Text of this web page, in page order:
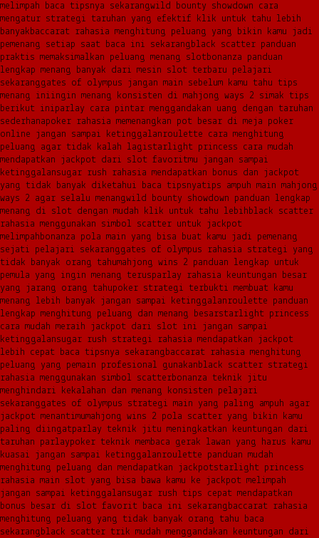
melimpah baca tipsnya sekarangwild bounty showdown cara
mengatur strategi taruhan yang efektif klik untuk tahu lebih
banyakbaccarat rahasia menghitung peluang yang bikin kamu jadi
pemenang setiap saat baca ini sekarangblack scatter panduan
praktis memaksimalkan peluang menang slotbonanza panduan
lengkap menang banyak dari mesin slot terbaru pelajari
sekaranggates of olympus jangan main sebelum kamu tahu tips
menang iniingin menang konsisten di mahjong ways 2 simak tips
berikut iniparlay cara pintar menggandakan uang dengan taruhan
sederhanapoker rahasia memenangkan pot besar di meja poker
online jangan sampai ketinggalanroulette cara menghitung
peluang agar tidak kalah lagistarlight princess cara mudah
mendapatkan jackpot dari slot favoritmu jangan sampai
ketinggalansugar rush rahasia mendapatkan bonus dan jackpot
yang tidak banyak diketahui baca tipsnyatips ampuh main mahjong
ways 2 agar selalu menangwild bounty showdown panduan lengkap
menang di slot dengan mudah klik untuk tahu lebihblack scatter
rahasia menggunakan simbol scatter untuk jackpot
melimpahbonanza pola main yang bisa buat kamu jadi pemenang
sejati pelajari sekaranggates of olympus rahasia strategi yang
tidak banyak orang tahumahjong wins 2 panduan lengkap untuk
pemula yang ingin menang terusparlay rahasia keuntungan besar
yang jarang orang tahupoker strategi terbukti membuat kamu
menang lebih banyak jangan sampai ketinggalanroulette panduan
lengkap menghitung peluang dan menang besarstarlight princess
cara mudah meraih jackpot dari slot ini jangan sampai
ketinggalansugar rush strategi rahasia mendapatkan jackpot
lebih cepat baca tipsnya sekarangbaccarat rahasia menghitung
peluang yang pemain profesional gunakanblack scatter strategi
rahasia menggunakan simbol scatterbonanza teknik jitu
menghindari kekalahan dan menang konsisten pelajari
sekaranggates of olympus strategi main yang paling ampuh agar
jackpot menantimumahjong wins 2 pola scatter yang bikin kamu
paling diingatparlay teknik jitu meningkatkan keuntungan dari
taruhan parlaypoker teknik membaca gerak lawan yang harus kamu
kuasai jangan sampai ketinggalanroulette panduan mudah
menghitung peluang dan mendapatkan jackpotstarlight princess
rahasia main slot yang bisa bawa kamu ke jackpot melimpah
jangan sampai ketinggalansugar rush tips cepat mendapatkan
bonus besar di slot favorit baca ini sekarangbaccarat rahasia
menghitung peluang yang tidak banyak orang tahu baca
sekarangblack scatter trik mudah menggandakan keuntungan dari